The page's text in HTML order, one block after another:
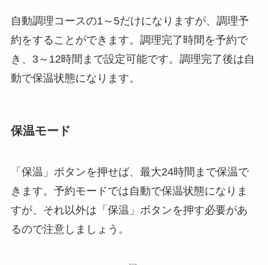
自動調理コースの1～5だけになりますが、調理予
約をすることができます。 調理完了時間を予約で
き、3～12時間まで設定可能です。調理完了後は自
動で保温状態になります。
保温モード
「保温」ボタンを押せば、最大24時間まで保温で
きます。 予約モードでは自動で保温状態になりま
すが、それ以外は「保温」ボタンを押す必要があ
るので注意しましょう。